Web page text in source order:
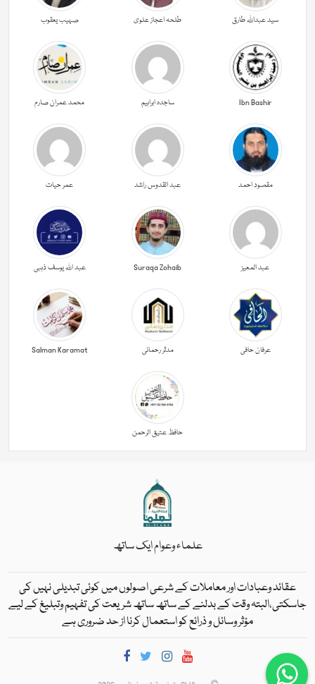
سید عبداللہ طارق طلحہ اعجاز علوی صہیب یعقوب
Ibn Bashir ساجدہ ابراہیم محمد عمران صارم
مقصود احمد عبد القدوس راشد عمر حیات
عبد المعیز Suraqa Zohaib عبد اللہ یوسف ذہبی
عرفان حافی مدثر رحمانی Salman Karamat
حافظ عتیق الرحمن
علماء وعوام ایک ساتھ
عقائد وعبادات اور معاملات کے شرعی اصولوں میں کوئی تبدیلی نہیں کی
جاسکتی،البتہ وقت کے بدلنے کے ساتھ ساتھ شریعت کی تفہیم وتبلیغ کے لیے
مؤثر وسائل و ذرائع کو استعمال کرنا از حد ضروری ہے